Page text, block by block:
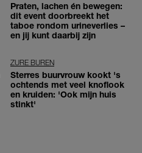
Praten, lachen én bewegen:
dit event doorbreekt het
taboe rondom urineverlies –
en jij kunt daarbij zijn
ZURE BUREN
Sterres buurvrouw kookt 's
ochtends met veel knoflook
en kruiden: 'Ook mijn huis
stinkt'